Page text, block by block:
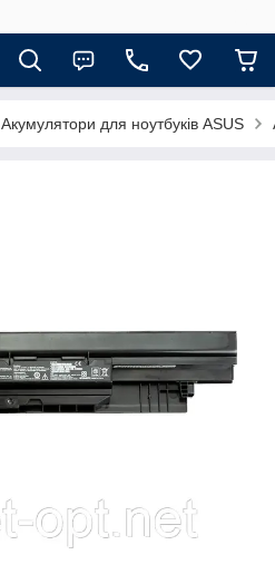
Акумулятори для ноутбуків ASUS